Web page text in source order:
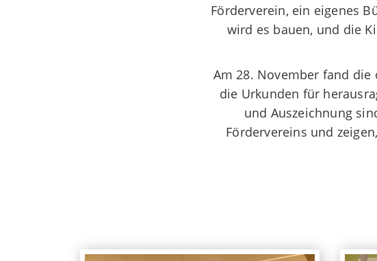
Förderverein, ein eigenes
wird es bauen, und die
Am 28. November fand
die Urkunden für
und Auszeichnung
Fördervereins und